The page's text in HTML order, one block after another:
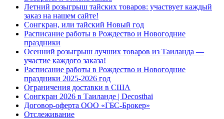
Летний розыгрыш тайских товаров: участвует каждый
заказ на нашем сайте!
Сонгкран, или тайский Новый год
Расписание работы в Рождество и Новогодние
праздники
Осенний розыгрыш лучших товаров из Таиланда —
участие каждого заказа!
Расписание работы в Рождество и Новогодние
праздники 2025-2026 год
Ограничения доставки в США
Сонгкран 2026 в Таиланде | Decosthai
Договор-оферта ООО «ГБС-Брокер»
Отслеживание